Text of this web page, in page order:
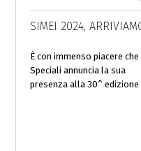
SIMEI 2024,
È con immenso piacere che
Speciali annuncia la sua
presenza alla 30^ edizione